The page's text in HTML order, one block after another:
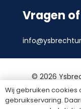
Vragen
© 2026
Policyen
Wij gebruiken
gebruikservaring.